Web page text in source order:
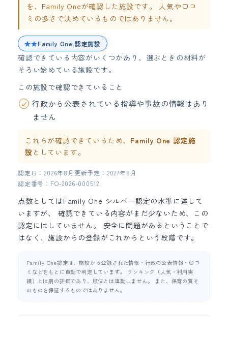
を、Family Oneが確認した施設です。 人気や口コ
ミの多さで決めているものではありません。
★★Family One 認定施設
確認できている内容がいくつかあり、選ぶときの材料が
そろい始めている施設です。
この施設で確認できていること
行政から公表されている指導や事故の情報はあり
ません
これらが確認できているため、 Family One 認定施
設 としています。
認定日：2026年8月 更新予定：2027年8月
認定番号：FO-2026-000512
点数としてはFamily One シルバー認定の水準に達して
いますが、 確認できている内容がまだ少ないため、この
認定にはしていません。 安全に問題があるということで
はなく、施設からの登録がこれからという段階です。
Family One認定は、施設から登録された情報・行政の公表情報・口コ
ミなどをもとに自動で判定しています。 ランキング（人気・利用実
績）とは別の評価であり、順位とは連動しません。 また、保育の質そ
のものを保証するものではありません。